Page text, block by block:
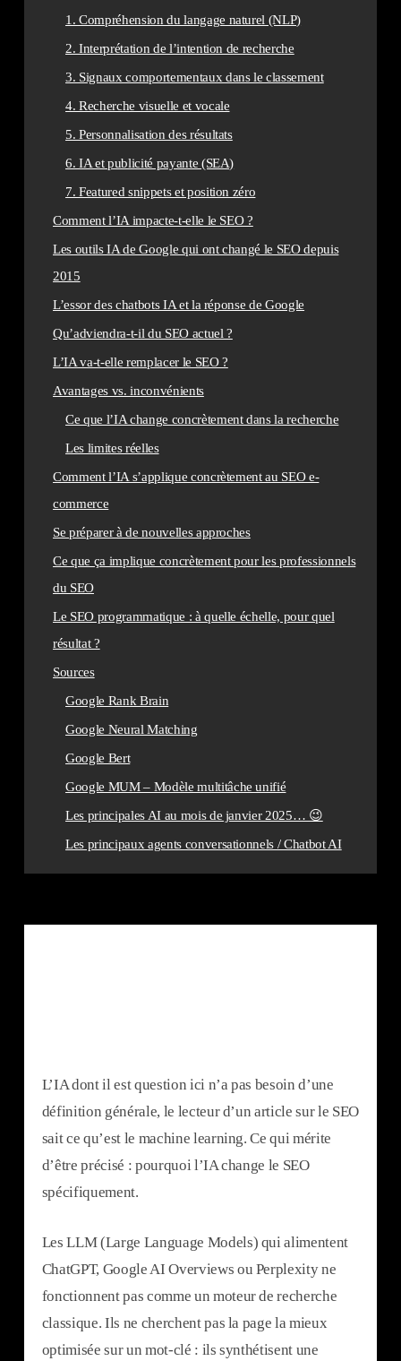
1. Compréhension du langage naturel (NLP)
2. Interprétation de l’intention de recherche
3. Signaux comportementaux dans le classement
4. Recherche visuelle et vocale
5. Personnalisation des résultats
6. IA et publicité payante (SEA)
7. Featured snippets et position zéro
Comment l’IA impacte-t-elle le SEO ?
Les outils IA de Google qui ont changé le SEO depuis
2015
L’essor des chatbots IA et la réponse de Google
Qu’adviendra-t-il du SEO actuel ?
L’IA va-t-elle remplacer le SEO ?
Avantages vs. inconvénients
Ce que l’IA change concrètement dans la recherche
Les limites réelles
Comment l’IA s’applique concrètement au SEO e-
commerce
Se préparer à de nouvelles approches
Ce que ça implique concrètement pour les professionnels
du SEO
Le SEO programmatique : à quelle échelle, pour quel
résultat ?
Sources
Google Rank Brain
Google Neural Matching
Google Bert
Google MUM – Modèle multitâche unifié
Les principales AI au mois de janvier 2025… 😉
Les principaux agents conversationnels / Chatbot AI
L’IA dont il est question ici n’a pas besoin d’une
définition générale, le lecteur d’un article sur le SEO
sait ce qu’est le machine learning. Ce qui mérite
d’être précisé : pourquoi l’IA change le SEO
spécifiquement.
Les LLM (Large Language Models) qui alimentent
ChatGPT, Google AI Overviews ou Perplexity ne
fonctionnent pas comme un moteur de recherche
classique. Ils ne cherchent pas la page la mieux
optimisée sur un mot-clé : ils synthétisent une